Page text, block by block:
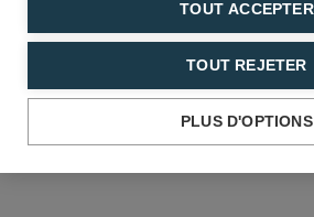
TOUT ACCEPTER
TOUT REJETER
PLUS D'OPTIONS